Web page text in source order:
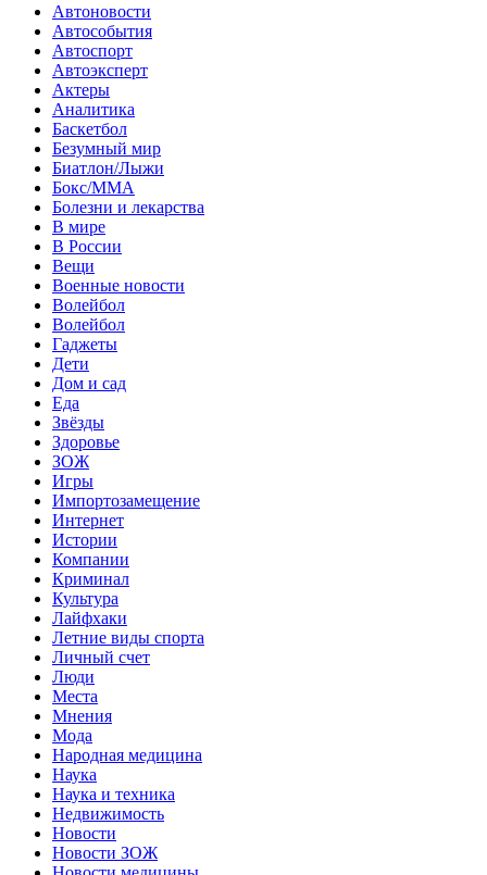
Автоновости
Автособытия
Автоспорт
Автоэксперт
Актеры
Аналитика
Баскетбол
Безумный мир
Биатлон/Лыжи
Бокс/MMA
Болезни и лекарства
В мире
В России
Вещи
Военные новости
Волейбол
Волейбол
Гаджеты
Дети
Дом и сад
Еда
Звёзды
Здоровье
ЗОЖ
Игры
Импортозамещение
Интернет
Истории
Компании
Криминал
Культура
Лайфхаки
Летние виды спорта
Личный счет
Люди
Места
Мнения
Мода
Народная медицина
Наука
Наука и техника
Недвижимость
Новости
Новости ЗОЖ